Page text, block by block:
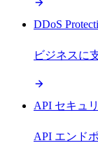
DDoS
ビジネスに
API セキュ
API エンド